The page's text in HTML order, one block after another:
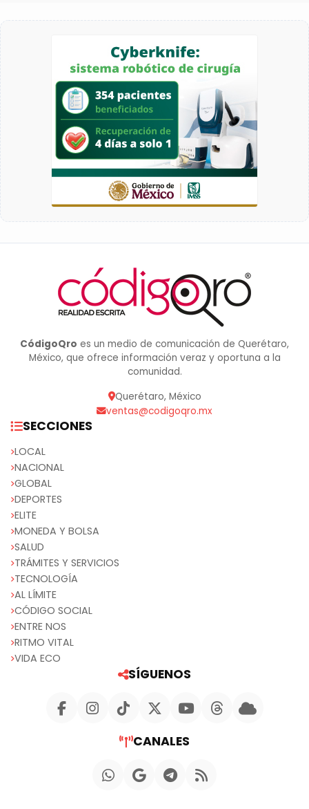
CódigoQro es un medio de comunicación de Querétaro,
México, que ofrece información veraz y oportuna a la
comunidad.
Querétaro, México
ventas@codigoqro.mx
SECCIONES
LOCAL
NACIONAL
GLOBAL
DEPORTES
ELITE
MONEDA Y BOLSA
SALUD
TRÁMITES Y SERVICIOS
TECNOLOGÍA
AL LÍMITE
CÓDIGO SOCIAL
ENTRE NOS
RITMO VITAL
VIDA ECO
SÍGUENOS
CANALES